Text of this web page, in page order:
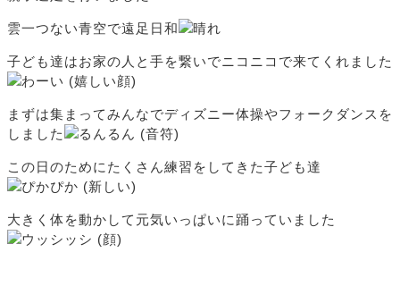
雲一つない青空で遠足日和
子ども達はお家の人と手を繋いでニコニコで来てくれました
まずは集まってみんなでディズニー体操やフォークダンスを
しました
この日のためにたくさん練習をしてきた子ども達
大きく体を動かして元気いっぱいに踊っていました